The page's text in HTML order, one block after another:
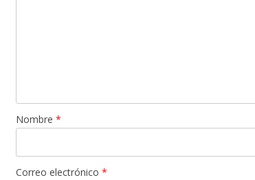
Nombre *
Correo electrónico *